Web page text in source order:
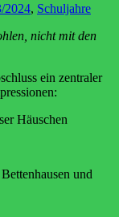
2024, Schuljahre
nicht mit den
ein zentraler
Häuschen
und